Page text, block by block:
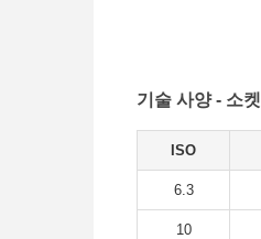
기술 사양 - 소켓
ISO
6.3
10